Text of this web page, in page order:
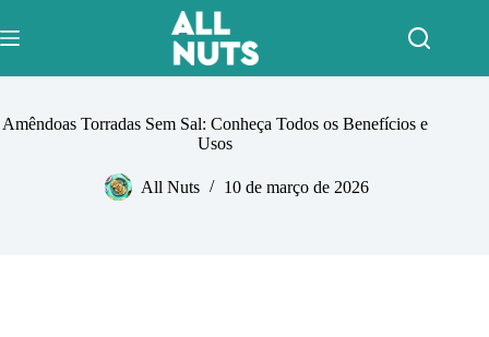
para
o
Amêndoas Torradas Sem Sal: Conheça Todos os Benefícios e
Usos
All Nuts 10 de março de 2026